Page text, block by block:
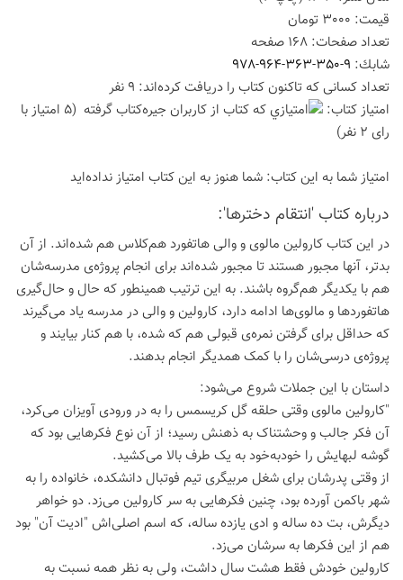
قیمت: 3000 تومان
تعداد صفحات: 168 صفحه
شابك: 978-964-363-350-9
تعداد كسانی كه تاكنون كتاب را دریافت كرده‌اند: 9 نفر
امتیاز كتاب:
(5 امتیاز با
رای 2 نفر)
امتیاز شما به این كتاب: شما هنوز به این كتاب امتیاز نداده‌اید
درباره كتاب 'انتقام دخترها':
در این کتاب کارولین مالوی و والی هاتفورد هم‌کلاس هم شده‌اند. از آن
بدتر، آنها مجبور هستند تا مجبور شده‌اند برای انجام پروژه‌ی مدرسه‌شان
هم با یکدیگر هم‌گروه باشند. به این ترتیب همینطور که حال و حال‌گیری
هاتفوردها و مالوی‌ها ادامه دارد، کارولین و والی در مدرسه یاد می‌گیرند
که حداقل برای گرفتن نمره‌ی قبولی هم که شده، با هم کنار بیایند و
پروژه‌ی درسی‌شان را با کمک همدیگر انجام بدهند.
داستان با این جملات شروع می‌شود:
"کارولین مالوی وقتی حلقه گل کریسمس را به در ورودی آویزان می‌کرد،
آن فکر جالب و وحشتناک به ذهنش رسید؛ از آن نوع فکرهایی بود که
گوشه لبهایش را خودبه‌خود به یک طرف بالا می‌کشید.
از وقتی پدرشان برای شغل مربیگری تیم فوتبال دانشکده، خانواده را به
شهر باکمن آورده بود، چنین فکرهایی به سر کارولین می‌زد. دو خواهر
دیگرش، بت ده ساله و ادی یازده ساله، که اسم اصلی‌اش "ادیت آن" بود
هم از این فکرها به سرشان می‌زد.
کارولین خودش فقط هشت سال داشت، ولی به نظر همه نسبت به